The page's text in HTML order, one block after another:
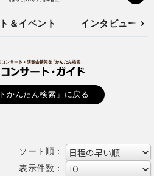
＆イベント インタビュー
かんたん検索」に戻る
ソート順：
表示件数：